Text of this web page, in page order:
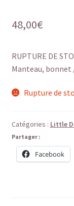
48,00€
RUPTURE DE
Manteau,
Rupture de
Catégories : Little
Partager :
Facebook